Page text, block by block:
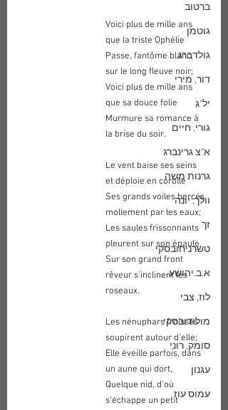
ברטוב
גוטמן
גולדברג
דור, מירי
יל"ג
גורי, חיים
א"צ גרינברג
גרנות משה
וולך, יונה
זך
טשרניחובסקי
א.ב.יהושע
לוז, צבי
מולודובסקי
סומק, רוני
עגנון
עמוס עוז
Voici plus de mille ans
que la triste Ophélie
Passe, fantôme blanc,
sur le long fleuve noir;
Voici plus de mille ans
que sa douce folie
Murmure sa romance à
la brise du soir.
Le vent baise ses seins
et déploie en corolle
Ses grands voiles bercés
mollement par les eaux;
Les saules frissonnants
pleurent sur son épaule,
Sur son grand front
rêveur s'inclinent les
roseaux.
Les nénuphars froissés
soupirent autour d'elle;
Elle éveille parfois, dans
un aune qui dort,
Quelque nid, d'où
s'échappe un petit